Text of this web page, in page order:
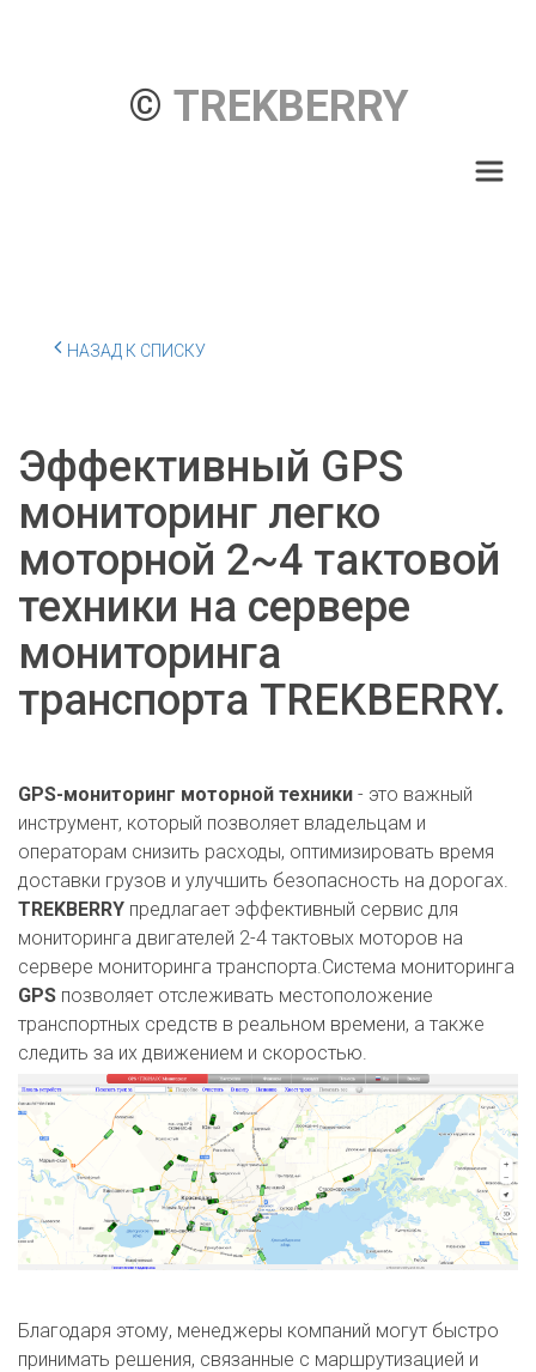
© TREKBERRY
НАЗАД К СПИСКУ
Эффективный GPS
мониторинг легко
моторной 2~4 тактовой
техники на сервере
мониторинга
транспорта TREKBERRY.
GPS-мониторинг моторной техники - это важный
инструмент, который позволяет владельцам и
операторам снизить расходы, оптимизировать время
доставки грузов и улучшить безопасность на дорогах.
TREKBERRY предлагает эффективный сервис для
мониторинга двигателей 2-4 тактовых моторов на
сервере мониторинга транспорта.Система мониторинга
GPS позволяет отслеживать местоположение
транспортных средств в реальном времени, а также
следить за их движением и скоростью.
Благодаря этому, менеджеры компаний могут быстро
принимать решения, связанные с маршрутизацией и